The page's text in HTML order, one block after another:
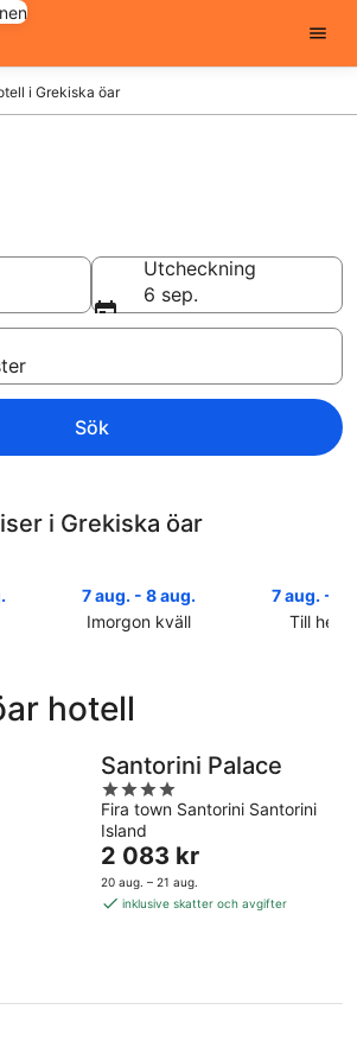
i Grekiska öar
Utcheckning
6 sep.
Sök
i Grekiska öar
7 aug. - 8 aug.
Imorgon kväll
Grekiska
imorgon
natt,
aug.
7 aug. - 9
Till
inför
7
aug.
hotell
Santorini Palace
4
out
of
5
Fira town Santorini Santorini
Island
Priset
är
2 083 kr
2 083 kr
20 aug. – 21 aug.
inklusive skatter och avgifter